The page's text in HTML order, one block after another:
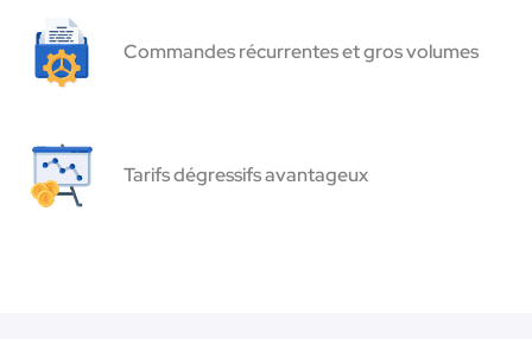
Commandes récurrentes et gros volumes
Tarifs dégressifs avantageux